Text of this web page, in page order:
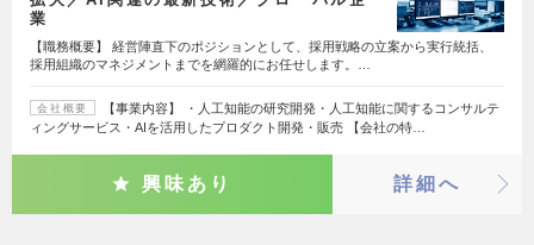
業
【職務概要】 経営陣直下のポジションとして、採用戦略の立案から実行統括、
採用組織のマネジメントまでを網羅的にお任せします。…
会社概要
【事業内容】 ・人工知能の研究開発・人工知能に関するコンサルテ
ィングサービス・AIを活用したプロダクト開発・販売 【会社の特…
興味あり 詳細へ